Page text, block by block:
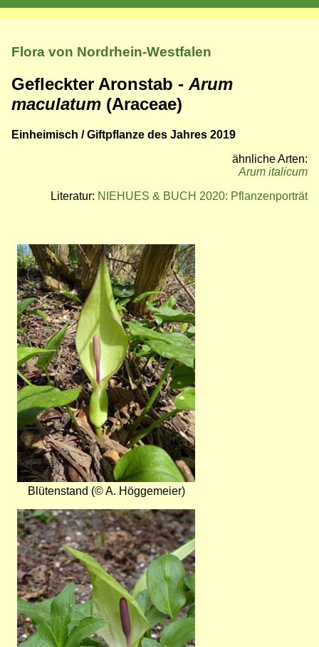
Flora von Nordrhein-Westfalen
Gefleckter Aronstab - Arum
maculatum (Araceae)
Einheimisch / Giftpflanze des Jahres 2019
ähnliche Arten:
Arum italicum
Literatur: NIEHUES & BUCH 2020: Pflanzenporträt
Bild
Blütenstand (© A. Höggemeier)
Bild